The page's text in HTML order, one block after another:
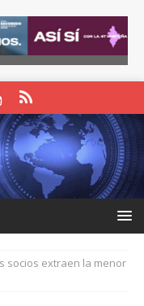
socios extraen la menor